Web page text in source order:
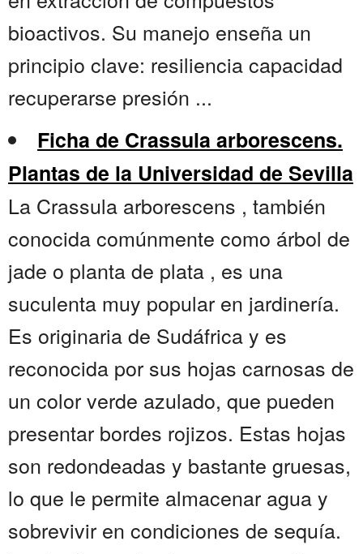
bioactivos. Su manejo enseña un
principio clave: resiliencia capacidad
recuperarse presión ...
Ficha de Crassula arborescens.
Plantas de la Universidad de Sevilla
La Crassula arborescens , también
conocida comúnmente como árbol de
jade o planta de plata , es una
suculenta muy popular en jardinería.
Es originaria de Sudáfrica y es
reconocida por sus hojas carnosas de
un color verde azulado, que pueden
presentar bordes rojizos. Estas hojas
son redondeadas y bastante gruesas,
lo que le permite almacenar agua y
sobrevivir en condiciones de sequía.